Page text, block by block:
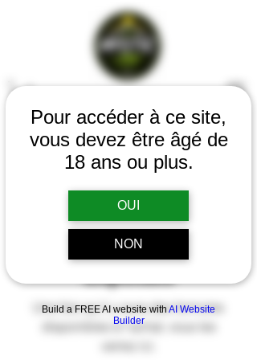
Pour accéder à ce site,
vous devez être âgé de
18 ans ou plus.
OUI
NON
Build a FREE AI website with AI Website
Builder
Aucune formule
Une fois qu'il y aura des formules
disponibles à l'achat, vous les
verrez ici.